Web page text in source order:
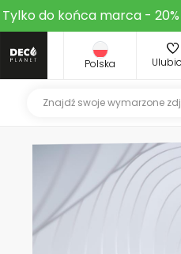
Tylko do końca marca -
Polska